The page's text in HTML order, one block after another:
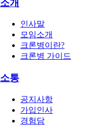
소개
인사말
모임소개
크론병이란?
크론병 가이드
소통
공지사항
가입인사
경험담